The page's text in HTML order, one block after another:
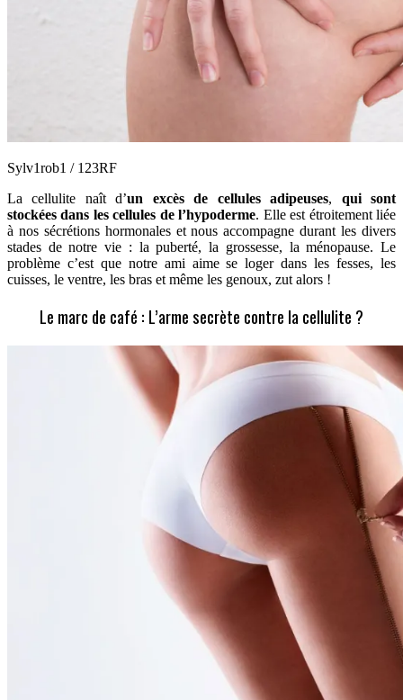
Sylv1rob1 / 123RF
La cellulite naît d’un excès de cellules adipeuses, qui sont
stockées dans les cellules de l’hypoderme. Elle est étroitement liée
à nos sécrétions hormonales et nous accompagne durant les divers
stades de notre vie : la puberté, la grossesse, la ménopause. Le
problème c’est que notre ami aime se loger dans les fesses, les
cuisses, le ventre, les bras et même les genoux, zut alors !
Le marc de café : L’arme secrète contre la cellulite ?